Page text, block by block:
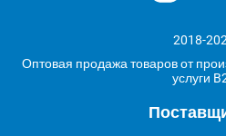
2018-
Оптовая продажа товаров от
услуги